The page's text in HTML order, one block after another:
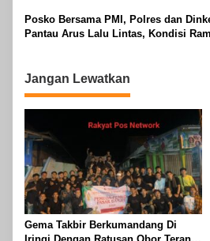
Posko Bersama PMI, Polres dan
Pantau Arus Lalu Lintas, Kondisi
Jangan Lewatkan
Gema Takbir Berkumandang Di